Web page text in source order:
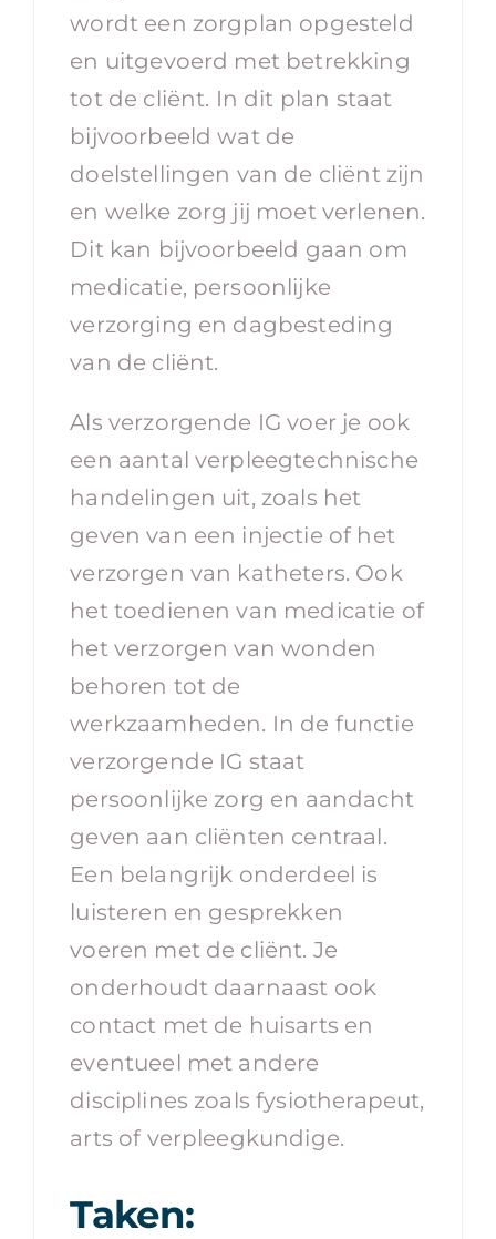
wordt een zorgplan opgesteld
en uitgevoerd met betrekking
tot de cliënt. In dit plan staat
bijvoorbeeld wat de
doelstellingen van de cliënt zijn
en welke zorg jij moet verlenen.
Dit kan bijvoorbeeld gaan om
medicatie, persoonlijke
verzorging en dagbesteding
van de cliënt.
Als verzorgende IG voer je ook
een aantal verpleegtechnische
handelingen uit, zoals het
geven van een injectie of het
verzorgen van katheters. Ook
het toedienen van medicatie of
het verzorgen van wonden
behoren tot de
werkzaamheden. In de functie
verzorgende IG staat
persoonlijke zorg en aandacht
geven aan cliënten centraal.
Een belangrijk onderdeel is
luisteren en gesprekken
voeren met de cliënt. Je
onderhoudt daarnaast ook
contact met de huisarts en
eventueel met andere
disciplines zoals fysiotherapeut,
arts of verpleegkundige.
Taken: